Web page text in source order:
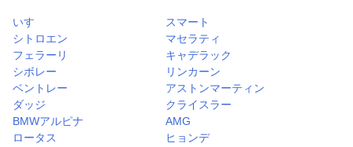
いすゞ
スマート
シトロエン
マセラティ
フェラーリ
キャデラック
シボレー
リンカーン
ベントレー
アストンマーティン
ダッジ
クライスラー
BMWアルピナ
AMG
ロータス
ヒョンデ